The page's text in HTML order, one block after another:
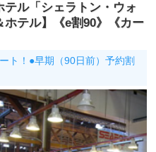
ル「シェラトン・ウォ
テル】《e割90》《カー
ト！●早期（90日前）予約割